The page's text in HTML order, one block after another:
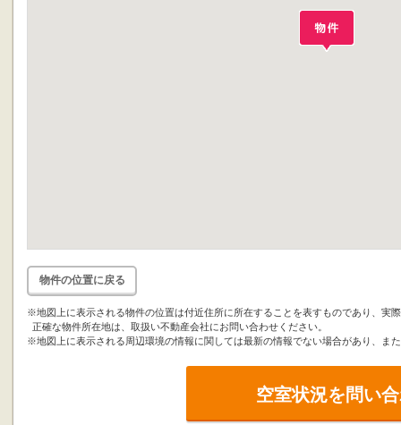
物件の位置に戻る
※地図上に表示される物件の位置は付近住所に所在することを表すものであり、実
正確な物件所在地は、取扱い不動産会社にお問い合わせください。
※地図上に表示される周辺環境の情報に関しては最新の情報でない場合があり、ま
空室状況を問い